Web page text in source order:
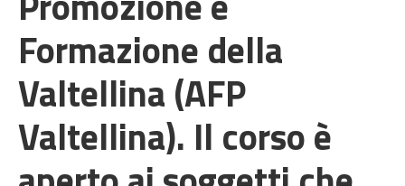
Formazione della
Valtellina (AFP
Valtellina). Il corso è